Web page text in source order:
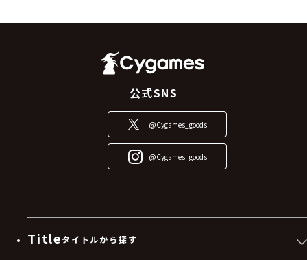
公式SNS
@Cygames_goods
@Cygames_goods
Titleタイトルから探す